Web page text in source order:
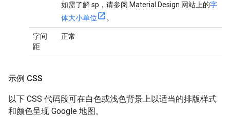
如需了解 sp，请参阅 Material Design 网站上的字
体大小单位
。
字间
距
正常
示例 CSS
以下 CSS 代码段可在白色或浅色背景上以适当的排版样式
和颜色呈现 Google 地图。